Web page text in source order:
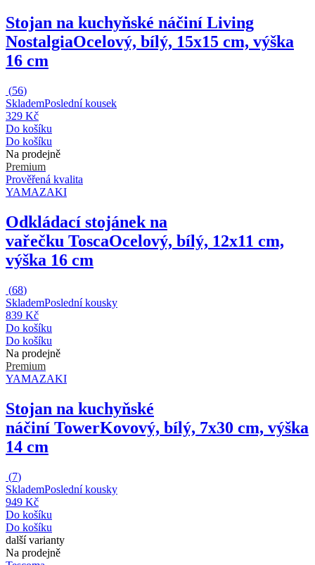
Stojan na kuchyňské náčiní Living
NostalgiaOcelový, bílý, 15x15 cm, výška
16 cm
(56)
SklademPoslední kousek
329 Kč
Do košíku
Do košíku
Na prodejně
Premium
Prověřená kvalita
YAMAZAKI
Odkládací stojánek na
vařečku ToscaOcelový, bílý, 12x11 cm,
výška 16 cm
(68)
SklademPoslední kousky
839 Kč
Do košíku
Do košíku
Na prodejně
Premium
YAMAZAKI
Stojan na kuchyňské
náčiní TowerKovový, bílý, 7x30 cm, výška
14 cm
(7)
SklademPoslední kousky
949 Kč
Do košíku
Do košíku
další varianty
Na prodejně